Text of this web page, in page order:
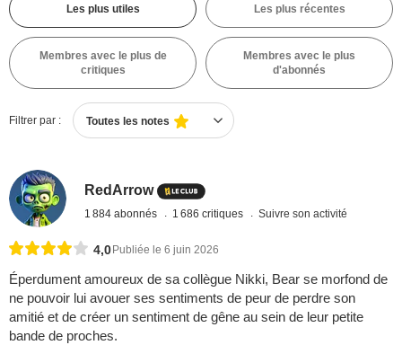
Les plus utiles Les plus récentes
Membres avec le plus de
critiques
Membres avec le plus
d'abonnés
Filtrer par : Toutes les notes
RedArrow
1 884 abonnés 1 686 critiques Suivre son activité
4,0 Publiée le 6 juin 2026
Éperdument amoureux de sa collègue Nikki, Bear se morfond de
ne pouvoir lui avouer ses sentiments de peur de perdre son
amitié et de créer un sentiment de gêne au sein de leur petite
bande de proches.